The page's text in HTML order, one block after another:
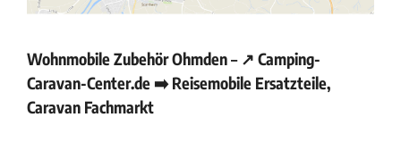
Wohnmobile Zubehör Ohmden – ↗️ Camping-
Caravan-Center.de ➡️ Reisemobile Ersatzteile,
Caravan Fachmarkt